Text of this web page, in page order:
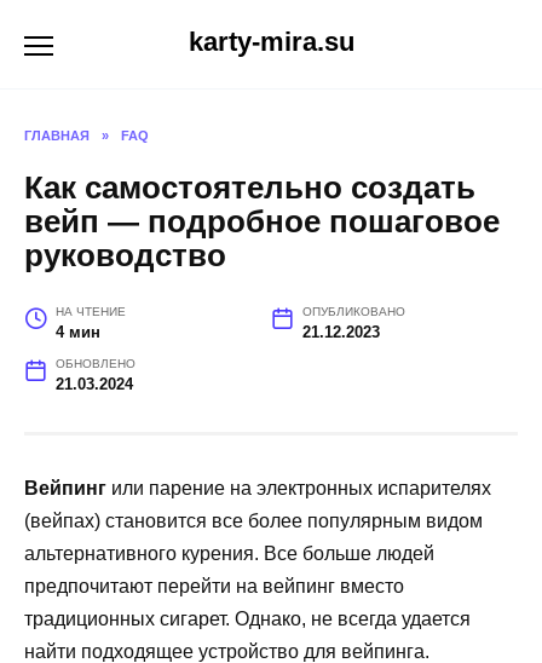
karty-mira.su
ГЛАВНАЯ » FAQ
Как самостоятельно создать
вейп — подробное пошаговое
руководство
НА ЧТЕНИЕ
4 мин
ОПУБЛИКОВАНО
21.12.2023
ОБНОВЛЕНО
21.03.2024
Вейпинг или парение на электронных испарителях
(вейпах) становится все более популярным видом
альтернативного курения. Все больше людей
предпочитают перейти на вейпинг вместо
традиционных сигарет. Однако, не всегда удается
найти подходящее устройство для вейпинга.